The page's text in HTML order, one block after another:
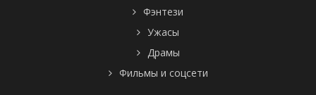
Фэнтези
Ужасы
Драмы
Фильмы и соцсети